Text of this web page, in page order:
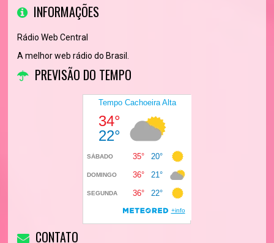
INFORMAÇÕES
Rádio Web Central
A melhor web rádio do Brasil.
PREVISÃO DO TEMPO
CONTATO